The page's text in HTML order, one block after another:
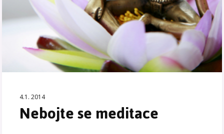
4.1. 2014
Nebojte se meditace